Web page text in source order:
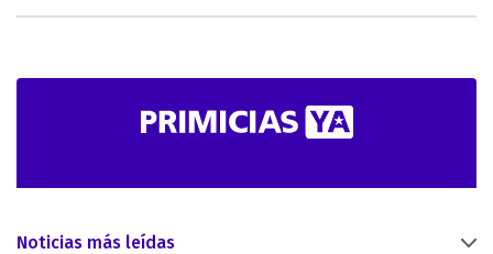
Noticias más leídas